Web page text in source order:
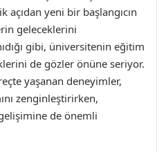
yeni bir başlangıcın
geleceklerini
gibi, üniversitenin eğitim
de gözler önüne seriyor.
yaşanan deneyimler,
zenginleştirirken,
de önemli